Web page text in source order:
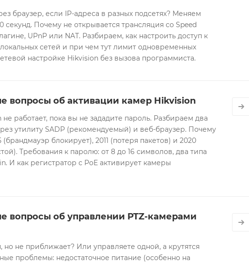
браузер, если IP-адреса в разных подсетях? Меняем
секунд. Почему не открывается трансляция со Speed
UPnP или NAT. Разбираем, как настроить доступ к
сетей и при чем тут лимит одновременных
настройке Hikvision без вызова программиста.
вопросы об активации камер Hikvision
работает, пока вы не зададите пароль. Разбираем два
утилиту SADP (рекомендуемый) и веб-браузер. Почему
(брандмауэр блокирует), 2011 (потеря пакетов) и 2020
Требования к паролю: от 8 до 16 символов, два типа
И как регистратор с PoE активирует камеры
вопросы об управлении PTZ-камерами
но не приближает? Или управляете одной, а крутятся
проблемы: недостаточное питание (особенно на